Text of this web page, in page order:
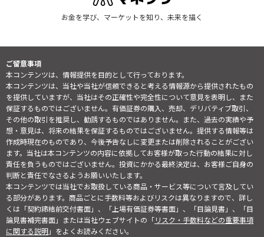
お金を学び、マーケットを知り、未来を描く
ご留意事項
本コンテンツは、情報提供を目的として行っております。
本コンテンツは、当社や当社が信頼できると考える情報源から提供されたもの
を提供していますが、当社はその正確性や完全性について意見を表明し、また
保証するものではございません。有価証券の購入、売却、デリバティブ取引、
その他の取引を推奨し、勧誘するものではありません。また、過去の実績や予
想・意見は、将来の結果を保証するものではございません。提供する情報等は
作成時現在のものであり、今後予告なしに変更または削除されることがござい
ます。当社は本コンテンツの内容に依拠してお客様が取った行動の結果に対し
責任を負うものではございません。投資にかかる最終決定は、お客様ご自身の
判断と責任でなさるようお願いいたします。
本コンテンツでは当社でお取扱している商品・サービス等について言及してい
る部分があります。商品ごとに手数料等およびリスクは異なりますので、詳し
くは「契約締結前交付書面」、「上場有価証券等書面」、「目論見書」、「目
論見書補完書面」または当社ウェブサイトの「リスク・手数料などの重要事項
に関する説明」をよくお読みください。